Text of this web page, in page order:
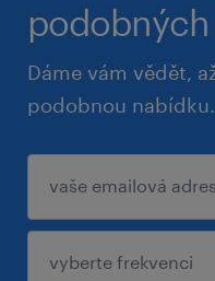
Dáme vám vědět,
podobnou nabídku.